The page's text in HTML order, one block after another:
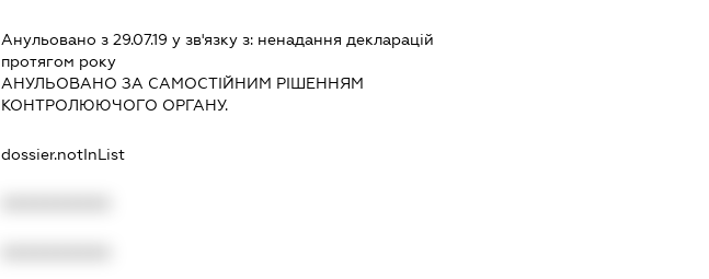
Анульовано з 29.07.19 у зв'язку з: ненадання декларацiй
протягом року
АНУЛЬОВАНО ЗА САМОСТIЙНИМ РIШЕННЯМ
КОНТРОЛЮЮЧОГО ОРГАНУ.
dossier.notInList